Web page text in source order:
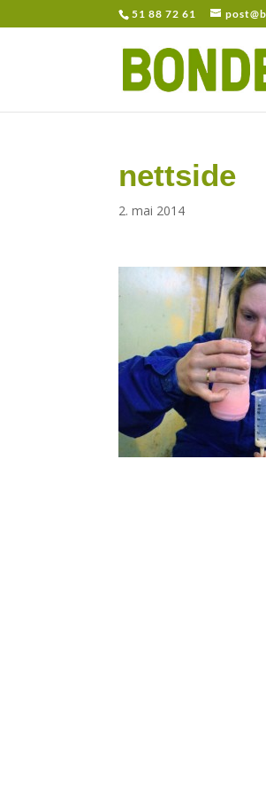
51 88 72 61
nettside
2. mai 2014